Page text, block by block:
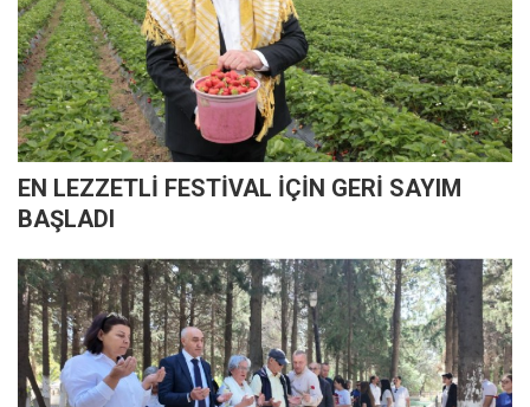
EN LEZZETLİ FESTİVAL İÇİN GERİ SAYIM
BAŞLADI